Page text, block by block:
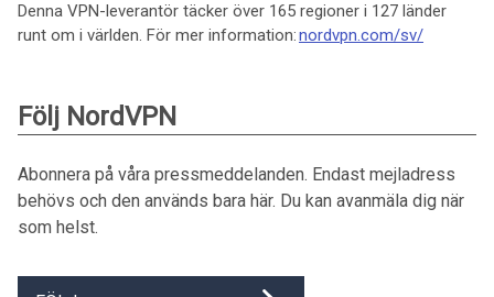
Denna VPN-leverantör täcker över 165 regioner i 127 länder
runt om i världen. För mer information:nordvpn.com/sv/
Följ NordVPN
Abonnera på våra pressmeddelanden. Endast mejladress
behövs och den används bara här. Du kan avanmäla dig när
som helst.